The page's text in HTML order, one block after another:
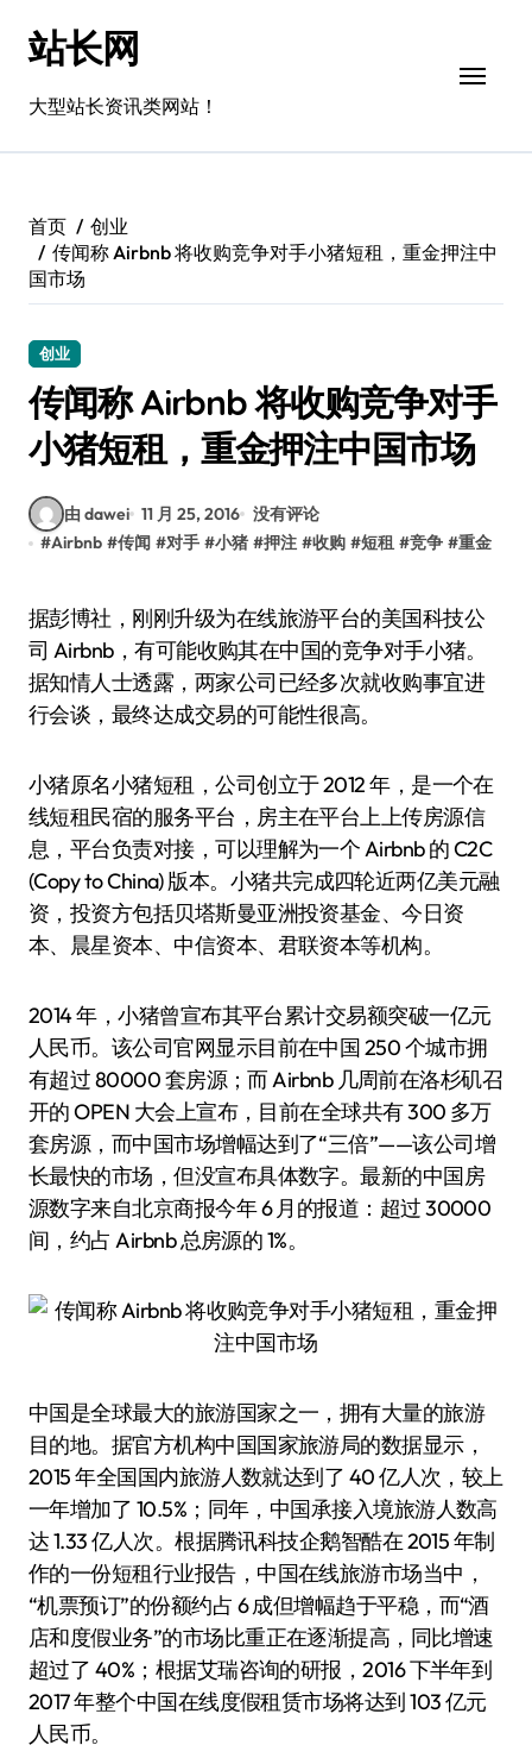
站长网
大型站长资讯类网站！
首页
创业
传闻称 Airbnb 将收购竞争对手小猪短租，重金押注中
国市场
创业
传闻称 Airbnb 将收购竞争对手
小猪短租，重金押注中国市场
由 dawei 11 月 25, 2016 没有评论
#Airbnb #传闻 #对手 #小猪 #押注 #收购 #短租 #竞争 #重金
据彭博社，刚刚升级为在线旅游平台的美国科技公
司 Airbnb，有可能收购其在中国的竞争对手小猪。
据知情人士透露，两家公司已经多次就收购事宜进
行会谈，最终达成交易的可能性很高。
小猪原名小猪短租，公司创立于 2012 年，是一个在
线短租民宿的服务平台，房主在平台上上传房源信
息，平台负责对接，可以理解为一个 Airbnb 的 C2C
(Copy to China) 版本。小猪共完成四轮近两亿美元融
资，投资方包括贝塔斯曼亚洲投资基金、今日资
本、晨星资本、中信资本、君联资本等机构。
2014 年，小猪曾宣布其平台累计交易额突破一亿元
人民币。该公司官网显示目前在中国 250 个城市拥
有超过 80000 套房源；而 Airbnb 几周前在洛杉矶召
开的 OPEN 大会上宣布，目前在全球共有 300 多万
套房源，而中国市场增幅达到了“三倍”——该公司增
长最快的市场，但没宣布具体数字。最新的中国房
源数字来自北京商报今年 6 月的报道：超过 30000
间，约占 Airbnb 总房源的 1%。
中国是全球最大的旅游国家之一，拥有大量的旅游
目的地。据官方机构中国国家旅游局的数据显示，
2015 年全国国内旅游人数就达到了 40 亿人次，较上
一年增加了 10.5%；同年，中国承接入境旅游人数高
达 1.33 亿人次。根据腾讯科技企鹅智酷在 2015 年制
作的一份短租行业报告，中国在线旅游市场当中，
“机票预订”的份额约占 6 成但增幅趋于平稳，而“酒
店和度假业务”的市场比重正在逐渐提高，同比增速
超过了 40%；根据艾瑞咨询的研报，2016 下半年到
2017 年整个中国在线度假租赁市场将达到 103 亿元
人民币。